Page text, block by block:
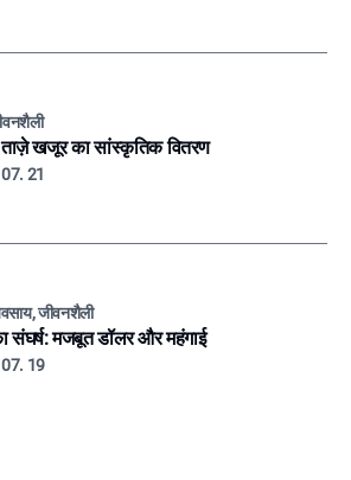
खजूर का सांस्कृतिक वितरण
21
जीवनशैली
संघर्ष: मजबूत डॉलर और महंगाई
19